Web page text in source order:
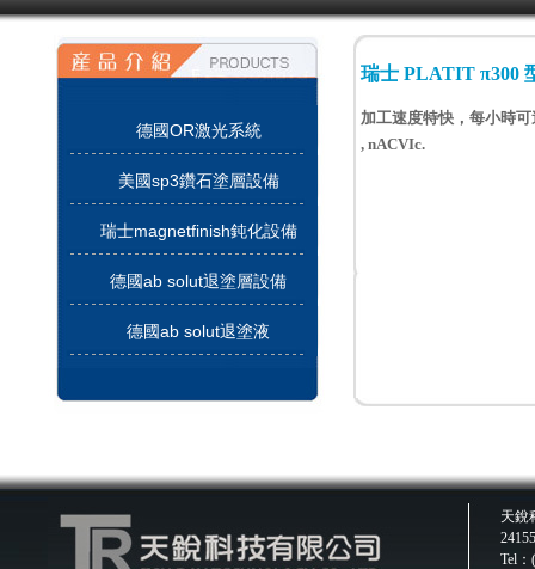
德國OR激光系統
美國sp3鑽石塗層設備
瑞士magnetfinish鈍化設備
德國ab solut退塗層設備
德國ab solut退塗液
瑞士 PLATIT π300
加工速度特快，每小時
, nACVIc.
天銳
Tel：